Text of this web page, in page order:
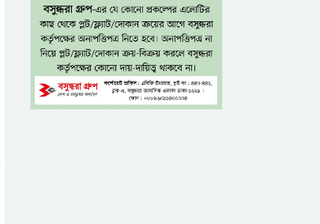
সিলেটে বাস সংঘর্ষে
নিহত ৮
নগ্ন প্রেমে, নগ্ন মনে